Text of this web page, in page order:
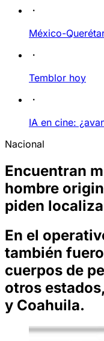
México-
Temblor hoy
IA en cine:
Nacional
Encuentran
hombre
piden
En el
también
cuerpos de
otros
y Coahuila.